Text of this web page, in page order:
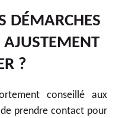
DÉMARCHES
?
conseillé aux
prendre contact pour